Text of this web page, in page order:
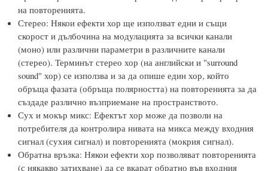
на повторенията.
Стерео: Някои ефекти хор ще използват едни и същи
скорост и дълбочина на модулацията за всички канали
(моно) или различни параметри в различните канали
(стерео). Терминът стерео хор (на английски и "surround
sound" хор) се използва и за да опише един хор, който
обръща фазата (обръща полярността) на повторенията за да
създаде различно възприемане на пространството.
Сух и мокър микс: Ефектът хор може да позволи на
потребителя да контролира нивата на микса между входния
сигнал (сухия сигнал) и повторенията (мокрия сигнал).
Обратна връзка: Някои ефекти хор позволяват повторенията
(с някакво затихване) да се вкарат обратно във входния